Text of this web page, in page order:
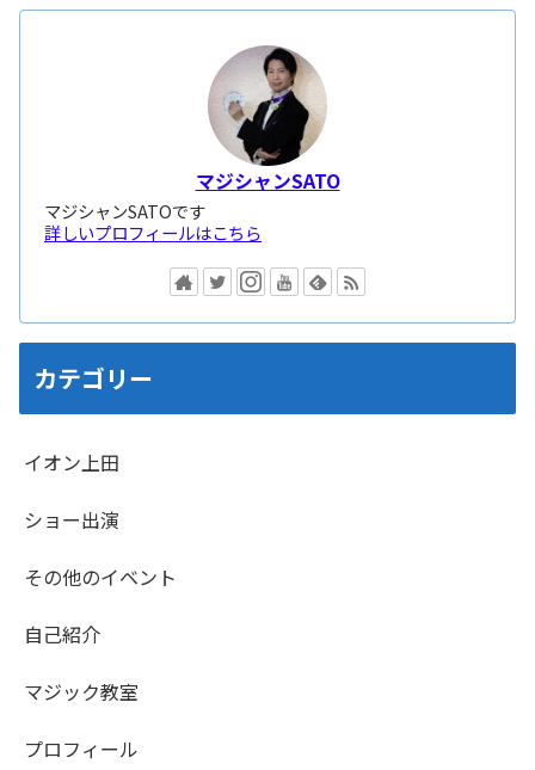
マジシャンSATO
マジシャンSATOです
詳しいプロフィールはこちら
カテゴリー
イオン上田
ショー出演
その他のイベント
自己紹介
マジック教室
プロフィール